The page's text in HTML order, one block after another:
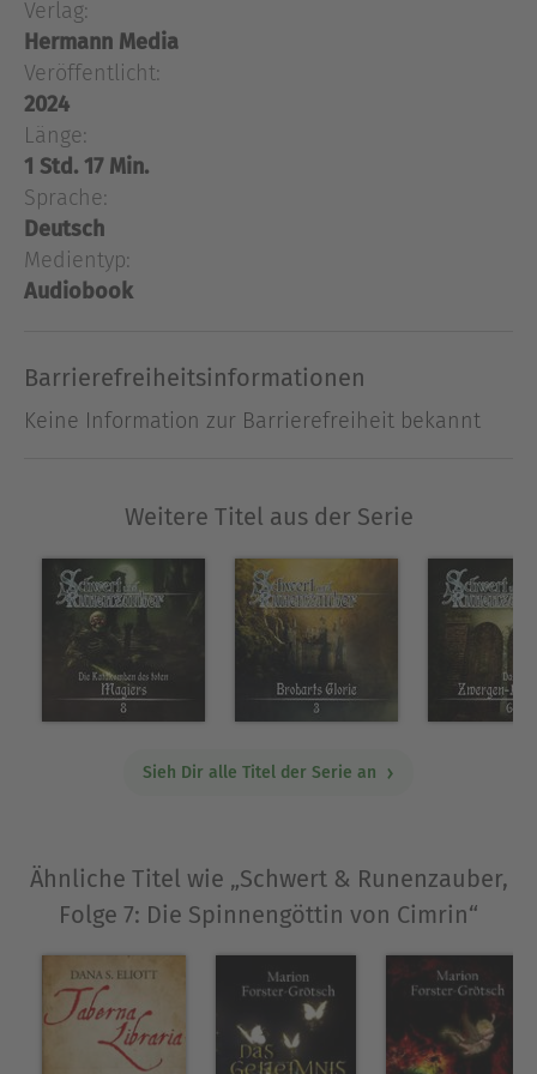
Braverde, sein Freund Ganduran und die Fürstin
Ilura von Weringhort hinter sich gelassen. Doch im
Cimrin Dschungel warteten weitere Gefahren auf
sie. Und eine alte Bekannte, deren Volk eine
Gottheit anbetet, eine Gottheit auf acht Beinen.
Verlag:
Hermann Media
Veröffentlicht:
2024
Länge:
1 Std. 17 Min.
Sprache:
Deutsch
Medientyp:
Audiobook
Barrierefreiheitsinformationen
Keine Information zur Barrierefreiheit bekannt
Weitere Titel aus der Serie
Sieh Dir alle Titel der Serie an
Ähnliche Titel wie „Schwert & Runenzauber,
Folge 7: Die Spinnengöttin von Cimrin“